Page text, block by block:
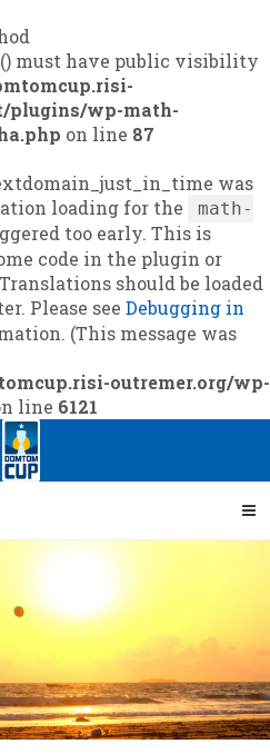
must have public visibility
plugins/wp-math-
on line 87
was
loading for the
math-
too early. This is
code in the plugin or
should be loaded
Please seeDebugging in
(This message was
outremer.org/wp-
line 6121